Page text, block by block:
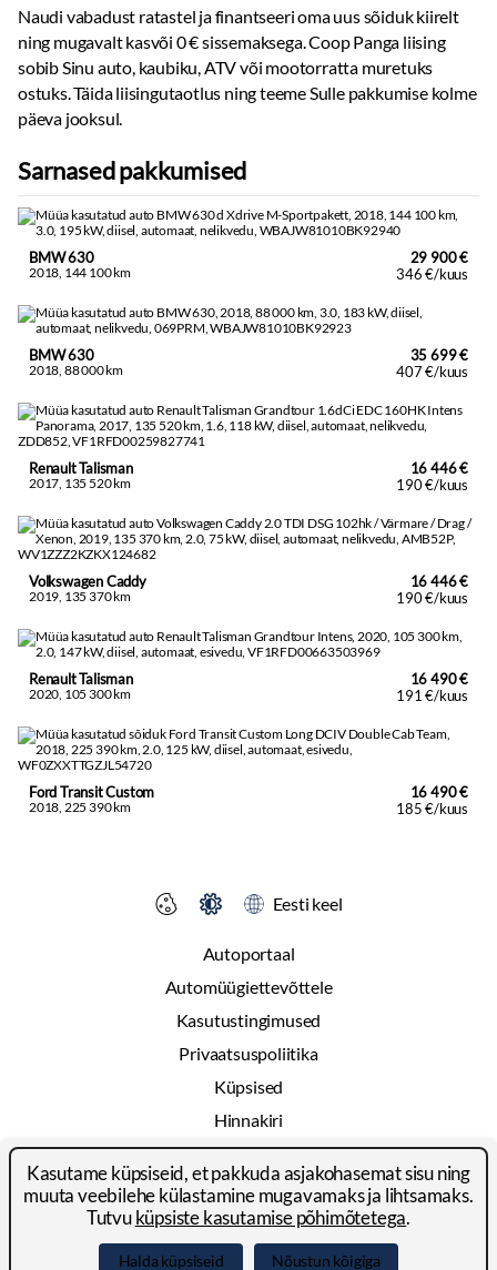
Naudi vabadust ratastel ja finantseeri oma uus sõiduk kiirelt
ning mugavalt kasvõi 0 € sissemaksega. Coop Panga liising
sobib Sinu auto, kaubiku, ATV või mootorratta muretuks
ostuks. Täida liisingutaotlus ning teeme Sulle pakkumise kolme
päeva jooksul.
Sarnased pakkumised
BMW 630
2018, 144 100 km
29 900 €
346 €/kuus
BMW 630
2018, 88 000 km
35 699 €
407 €/kuus
Renault Talisman
2017, 135 520 km
16 446 €
190 €/kuus
Volkswagen Caddy
2019, 135 370 km
16 446 €
190 €/kuus
Renault Talisman
2020, 105 300 km
16 490 €
191 €/kuus
Ford Transit Custom
2018, 225 390 km
16 490 €
185 €/kuus
Autoportaal
Automüügiettevõttele
Kasutustingimused
Privaatsuspoliitika
Küpsised
Hinnakiri
Reklaam
Kontakt
Eesti keel
Kasutame küpsiseid, et pakkuda asjakohasemat sisu ning
muuta veebilehe külastamine mugavamaks ja lihtsamaks.
Tutvuküpsiste kasutamise põhimõtetega.
Halda küpsiseid Nõustun kõigiga